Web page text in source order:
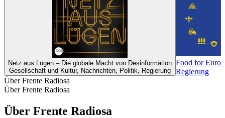
Netz aus Lügen – Die globale Macht von Desinformation
Gesellschaft und Kultur, Nachrichten, Politik, Regierung
Food for
Regierung
Über Frente Radiosa
Über Frente Radiosa
Über Frente Radiosa